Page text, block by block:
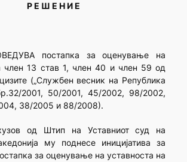
Р Е Ш Е Н И Е
постапка за оценување на
член 13 став 1, член 40 и член 59 од
(„Службен весник на Република
2001, 50/2001, 45/2002, 98/2002,
38/2005 и 88/2008).
од Штип на Уставниот суд на
му поднесе иницијатива за
за оценување на уставноста на